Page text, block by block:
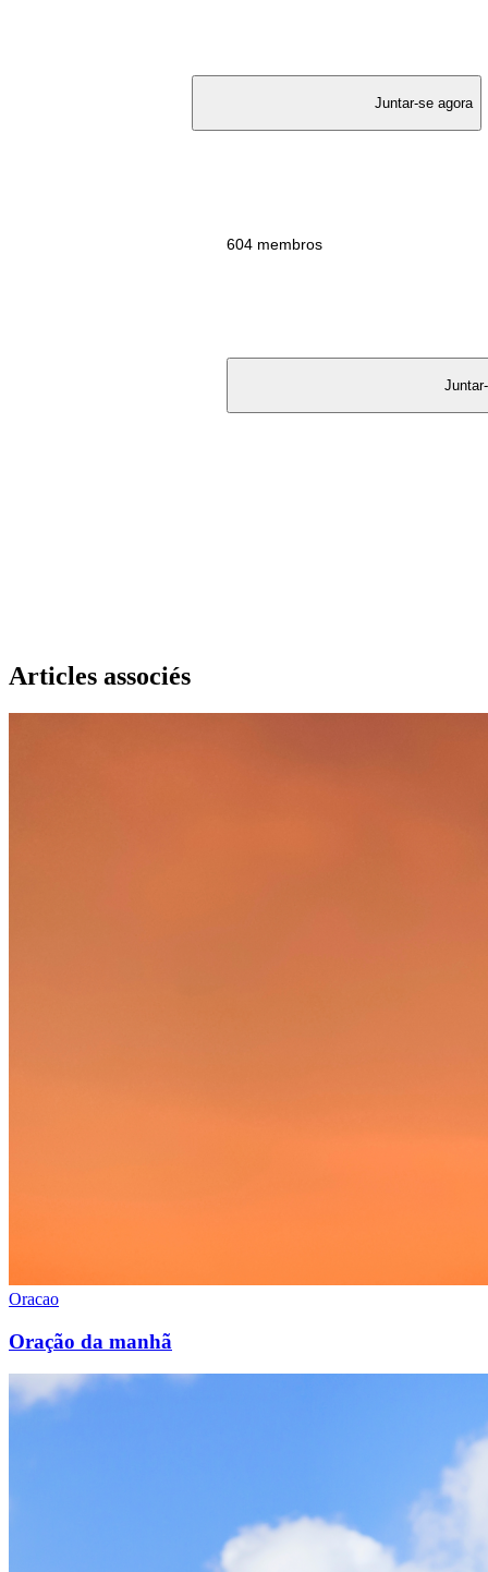
					Juntar-se agora
Juntar-se
Articles associés
Oracao
Oração da manhã